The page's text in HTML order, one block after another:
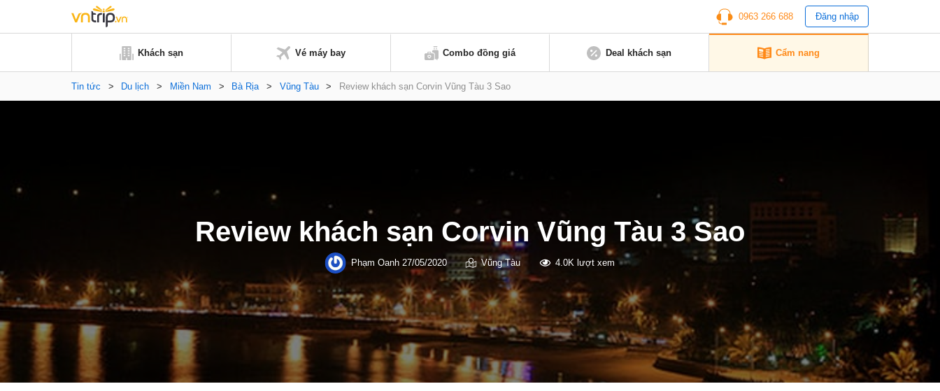
0963 266 688 Đăng nhập
Khách sạn Vé máy bay Combo đồng giá Deal khách sạn Cẩm nang
Tin tức > Du lịch > Miền Nam > Bà Rịa > Vũng Tàu > Review khách sạn Corvin Vũng Tàu 3 Sao
Review khách sạn Corvin Vũng Tàu 3 Sao
Phạm Oanh27/05/2020 Vũng Tàu 4.0K lượt xem